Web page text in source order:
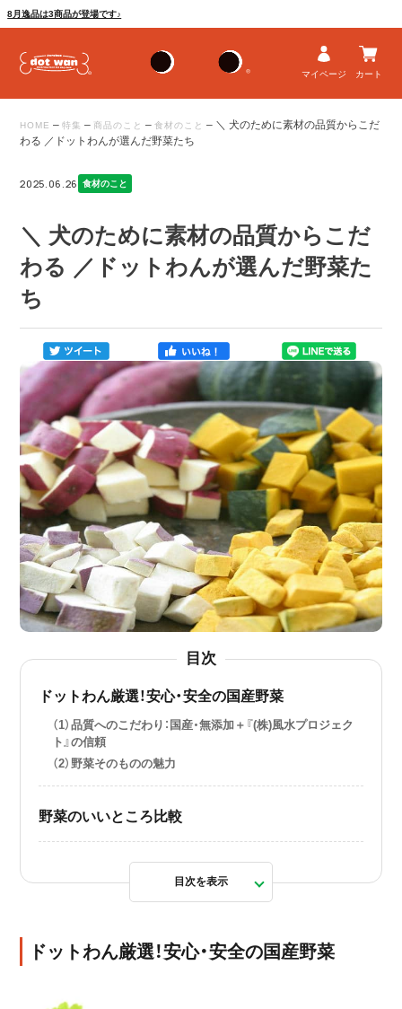
8月逸品は3商品が登場です♪
マイページ カート
HOME – 特集 – 商品のこと – 食材のこと – ＼ 犬のために素材の品質からこだ
わる ／ドットわんが選んだ野菜たち
2025.06.26 食材のこと
＼ 犬のために素材の品質からこだ
わる ／ドットわんが選んだ野菜た
ち
目次
ドットわん厳選！安心・安全の国産野菜
（1）品質へのこだわり：国産・無添加＋『(株)風水プロジェク
ト』の信頼
（2）野菜そのものの魅力
野菜のいいところ比較
目次を表示
ドットわん厳選！安心・安全の国産野菜